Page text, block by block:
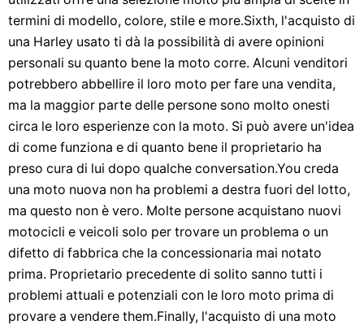
termini di modello, colore, stile e more.Sixth, l'acquisto di
una Harley usato ti dà la possibilità di avere opinioni
personali su quanto bene la moto corre. Alcuni venditori
potrebbero abbellire il loro moto per fare una vendita,
ma la maggior parte delle persone sono molto onesti
circa le loro esperienze con la moto. Si può avere un'idea
di come funziona e di quanto bene il proprietario ha
preso cura di lui dopo qualche conversation.You creda
una moto nuova non ha problemi a destra fuori del lotto,
ma questo non è vero. Molte persone acquistano nuovi
motocicli e veicoli solo per trovare un problema o un
difetto di fabbrica che la concessionaria mai notato
prima. Proprietario precedente di solito sanno tutti i
problemi attuali e potenziali con le loro moto prima di
provare a vendere them.Finally, l'acquisto di una moto